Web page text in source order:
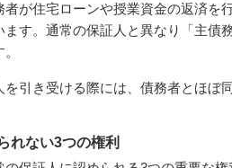
者が住宅ローンや授業資金の返済を
す。通常の保証人と異なり「主債
を引き受ける際には、債務者とほぼ
れない3つの権利